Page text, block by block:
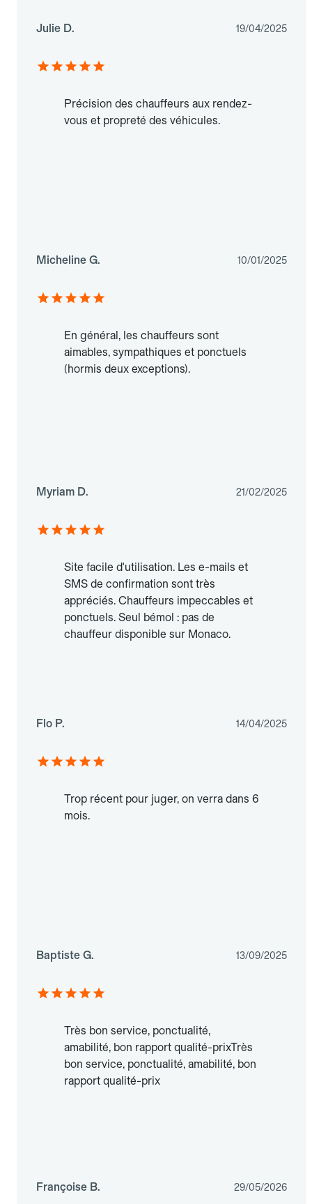
Julie D. 19/04/2025
Précision des chauffeurs aux rendez-
vous et propreté des véhicules.
Micheline G. 10/01/2025
En général, les chauffeurs sont
aimables, sympathiques et ponctuels
(hormis deux exceptions).
Myriam D. 21/02/2025
Site facile d'utilisation. Les e-mails et
SMS de confirmation sont très
appréciés. Chauffeurs impeccables et
ponctuels. Seul bémol : pas de
chauffeur disponible sur Monaco.
Flo P. 14/04/2025
Trop récent pour juger, on verra dans 6
mois.
Baptiste G. 13/09/2025
Très bon service, ponctualité,
amabilité, bon rapport qualité-prixTrès
bon service, ponctualité, amabilité, bon
rapport qualité-prix
Françoise B. 29/05/2026